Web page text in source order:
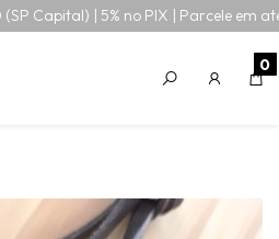
Capital) | 5% no PIX | Parcele em
0